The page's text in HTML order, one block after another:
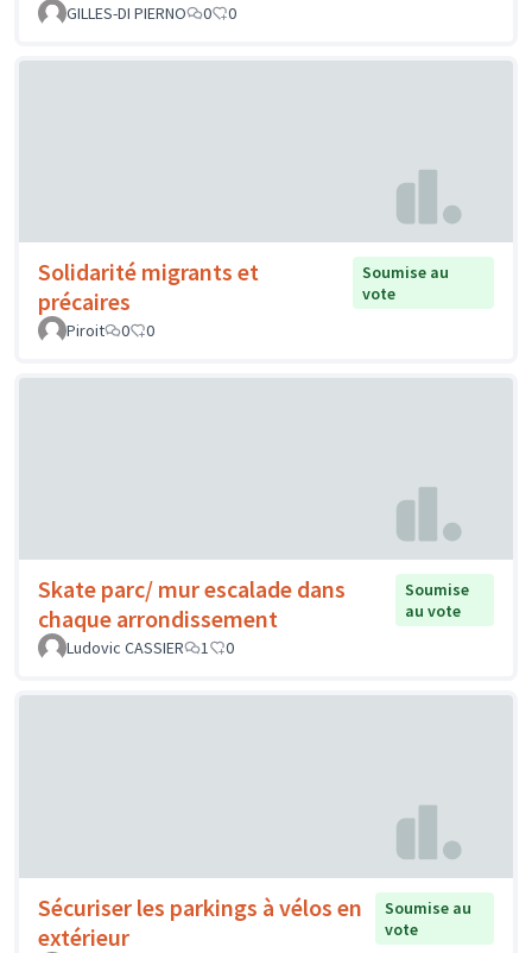
GILLES-DI PIERNO
0 0
Solidarité migrants et
précaires
Soumise au
vote
Piroit
0 0
Skate parc/ mur escalade dans
chaque arrondissement
Soumise
au vote
Ludovic CASSIER
1 0
Sécuriser les parkings à vélos en
extérieur
Soumise au
vote